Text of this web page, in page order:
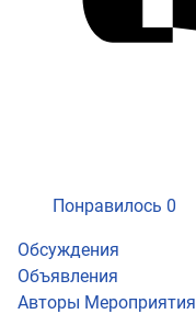
Понравилось 0
Обсуждения
Объявления
Авторы Мероприятия